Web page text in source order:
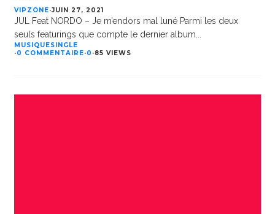
VIPZONE·JUIN 27, 2021
JUL Feat NORDO – Je m’endors mal luné Parmi les deux
seuls featurings que compte le dernier album
MUSIQUESINGLE
·0 COMMENTAIRE·0 ·85 VIEWS